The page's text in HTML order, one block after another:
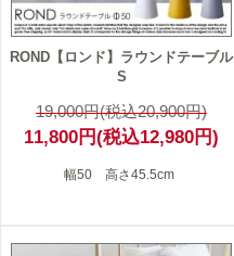
ROND【ロンド】ラウンドテーブル
S
19,000円(税込20,900円)
11,800円(税込12,980円)
幅50 高さ45.5cm